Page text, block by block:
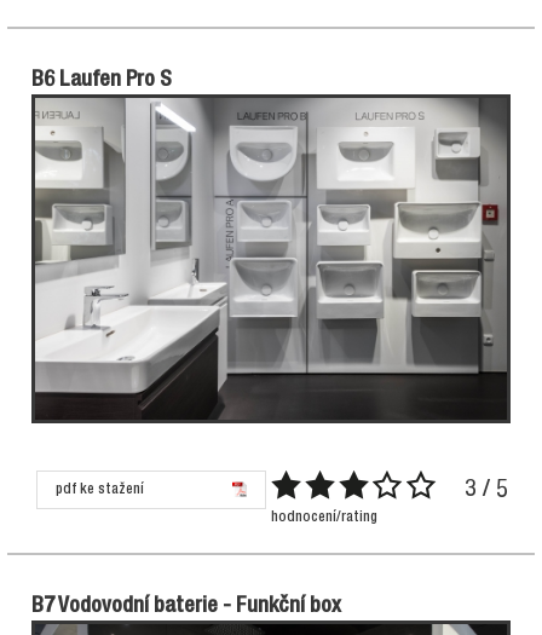
B6 Laufen Pro S
pdf ke stažení 3 / 5
hodnocení/rating
B7 Vodovodní baterie - Funkční box